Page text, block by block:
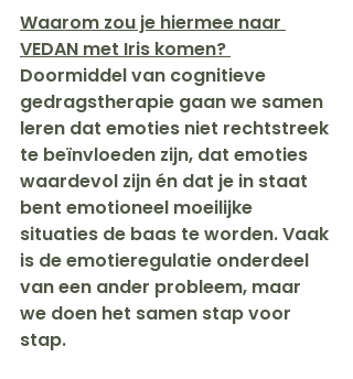
Waarom zou je hiermee naar
VEDAN met Iris komen?
Doormiddel van cognitieve
gedragstherapie gaan we samen
leren dat emoties niet rechtstreek
te beïnvloeden zijn, dat emoties
waardevol zijn én dat je in staat
bent emotioneel moeilijke
situaties de baas te worden. Vaak
is de emotieregulatie onderdeel
van een ander probleem, maar
we doen het samen stap voor
stap.